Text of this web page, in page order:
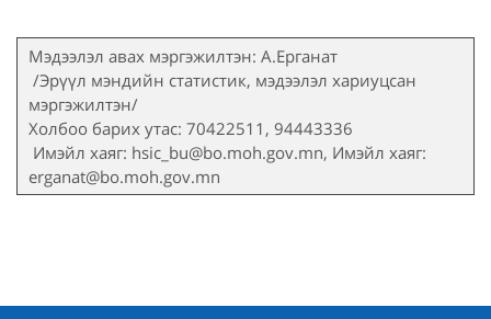
Мэдээлэл авах мэргэжилтэн: А.Ерганат
/Эрүүл мэндийн статистик, мэдээлэл хариуцсан
мэргэжилтэн/
Холбоо барих утас: 70422511, 94443336
Имэйл хаяг: hsic_bu@bo.moh.gov.mn, Имэйл хаяг:
erganat@bo.moh.gov.mn